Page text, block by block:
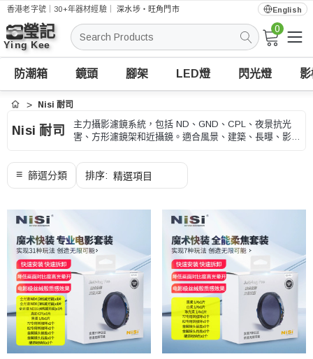
香港老字號｜30+年器材經驗｜深水埗・旺角門市 English
搜
索
0
防潮箱 鏡頭 腳架 LED燈 閃光燈
首頁 Nisi 耐司
Nisi 耐司
主力攝影濾鏡系統，包括 ND、GND、CPL、夜景抗光
害、方形濾鏡架和近攝鏡。適合風景、建築、長曝、影片
擇。